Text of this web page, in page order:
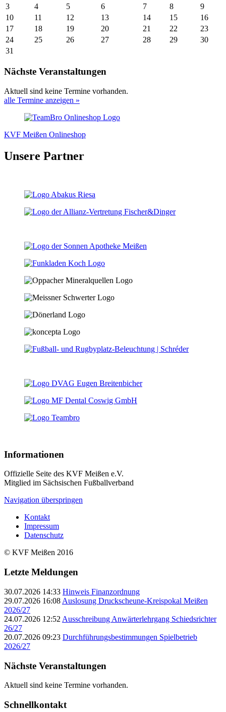
3
4 5 6 7 8
9
10
11 12 13 14 15
16
17
18 19 20 21 22
23
24
25 26 27 28 29
30
31
Nächste Veranstaltungen
Aktuell sind keine Termine vorhanden.
alle Termine anzeigen »
KVF Meißen Onlineshop
Unsere Partner
Informationen
Offizielle Seite des KVF Meißen e.V.
Mitglied im Sächsischen Fußballverband
Navigation überspringen
Kontakt
Impressum
Datenschutz
© KVF Meißen 2016
Letzte Meldungen
30.07.2026 14:33 Hinweis Finanzordnung
29.07.2026 16:08 Auslosung Druckscheune-Kreispokal Meißen
2026/27
24.07.2026 12:52 Ausschreibung Anwärterlehrgang Schiedsrichter
26/27
20.07.2026 09:23 Durchführungsbestimmungen Spielbetrieb
2026/27
Nächste Veranstaltungen
Aktuell sind keine Termine vorhanden.
Schnellkontakt